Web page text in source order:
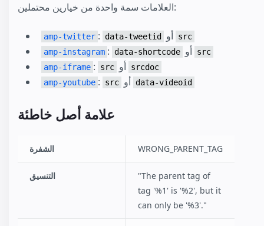
العلامات سمة واحدة من خيارين محتملين:
amp-twitter data-tweetid
src
amp-instagram
data-shortcode
src
amp-iframe
src
srcdoc
amp-youtube
src data-videoid
علامة أصل خاطئة
الشفرة WRONG_PARENT_TAG
التنسيق
"The parent tag of
tag '%1' is '%2', but it
can only be '%3'."